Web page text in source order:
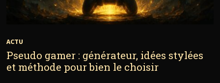
ACTU
Pseudo gamer : générateur, idées stylées
et méthode pour bien le choisir